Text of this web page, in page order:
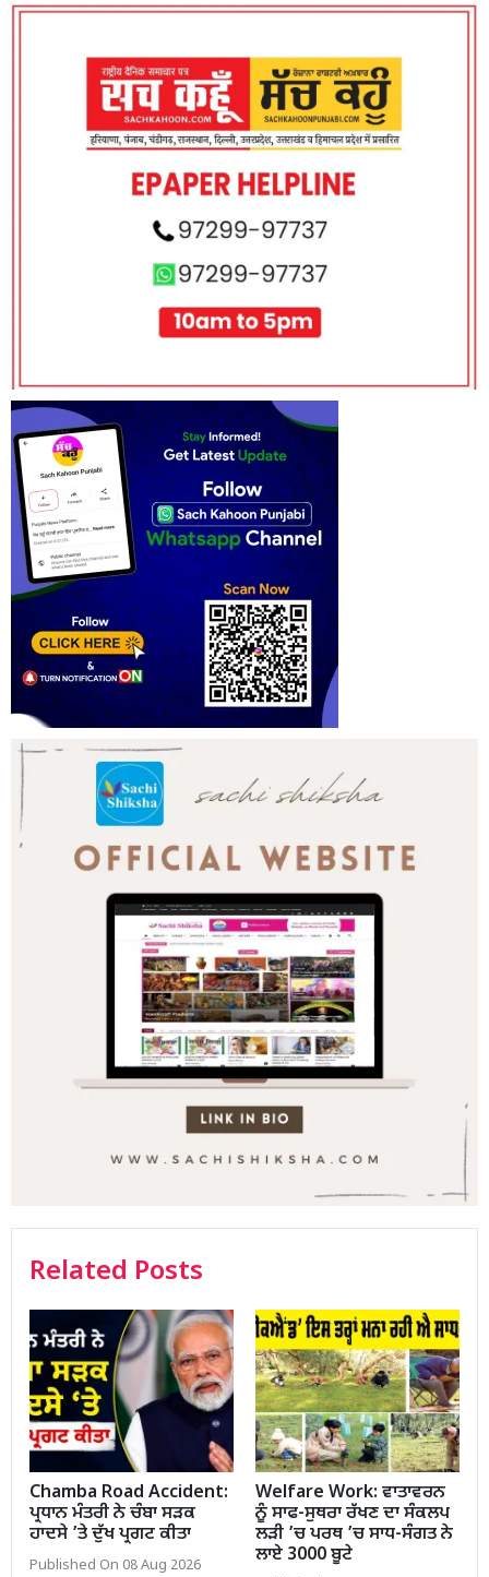
Related Posts
Chamba Road Accident:
ਪ੍ਰਧਾਨ ਮੰਤਰੀ ਨੇ ਚੰਬਾ ਸੜਕ
ਹਾਦਸੇ ’ਤੇ ਦੁੱਖ ਪ੍ਰਗਟ ਕੀਤਾ
Published On 08 Aug 2026
Welfare Work: ਵਾਤਾਵਰਨ
ਨੂੰ ਸਾਫ-ਸੁਥਰਾ ਰੱਖਣ ਦਾ ਸੰਕਲਪ
ਲੜੀ ’ਚ ਪਰਥ ’ਚ ਸਾਧ-ਸੰਗਤ ਨੇ
ਲਾਏ 3000 ਬੂਟੇ